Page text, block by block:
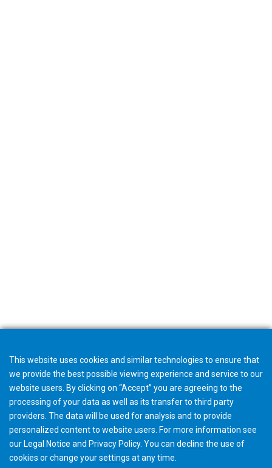
This website uses cookies and similar technologies to ensure that
we provide the best possible viewing experience and service to our
website users. By clicking on “Accept” you are agreeing to the
processing of your data as well as its transfer to third party
providers. The data will be used for analysis and to provide
personalized content to website users. For more information see
our Legal Notice and Privacy Policy. You can decline the use of
cookies or change yoursettings at any time.